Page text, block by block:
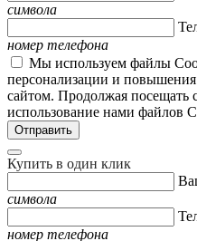
символа
номер телефона
Мы используем файлы
персонализации и
сайтом. Продолжая посещать
использование нами файлов
Купить в один клик
символа
номер телефона